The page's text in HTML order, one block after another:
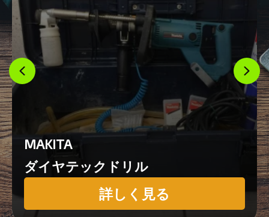
MAKITA
ダイヤテックドリル
詳しく見る